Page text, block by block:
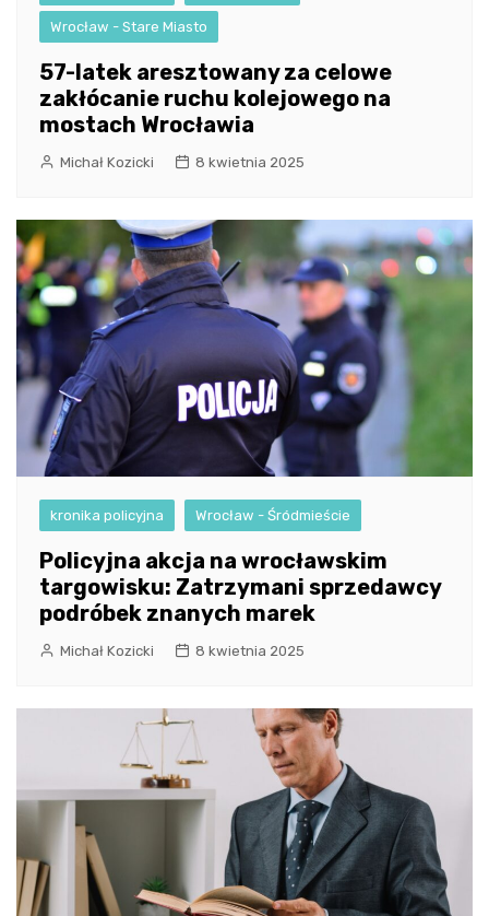
Wrocław - Stare Miasto
57-latek aresztowany za celowe
zakłócanie ruchu kolejowego na
mostach Wrocławia
Michał Kozicki 8 kwietnia 2025
kronika policyjna Wrocław - Śródmieście
Policyjna akcja na wrocławskim
targowisku: Zatrzymani sprzedawcy
podróbek znanych marek
Michał Kozicki 8 kwietnia 2025